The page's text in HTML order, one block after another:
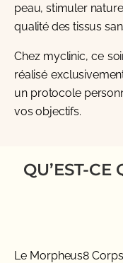
peau, stimuler
qualité des tissus
Chez myclinic, ce
réalisé
un protocole
vos objectifs.
QU’EST-
Le Morpheus8